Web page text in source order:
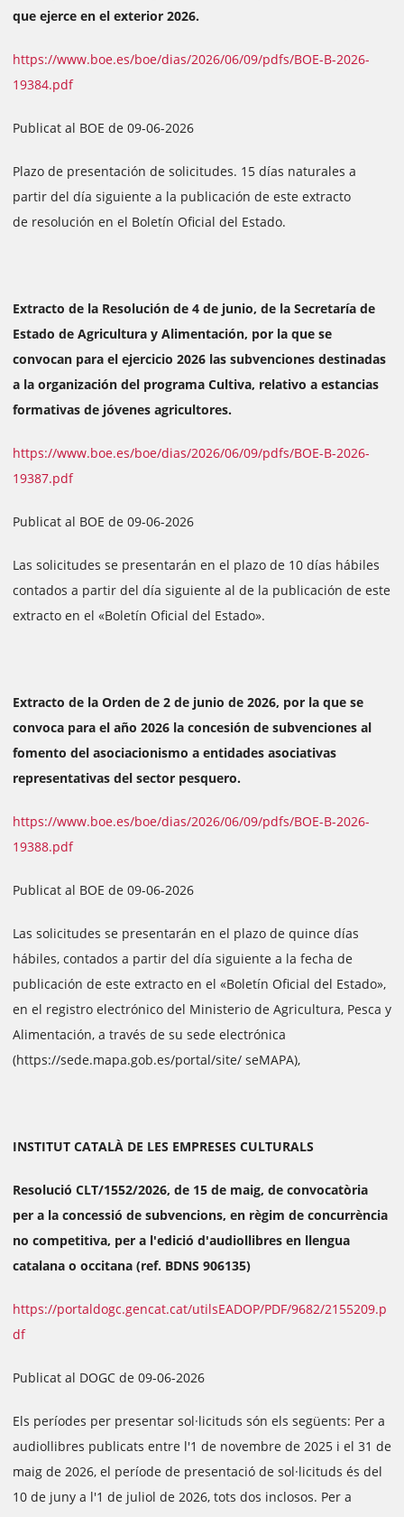
que ejerce en el exterior 2026.
https://www.boe.es/boe/dias/2026/06/09/pdfs/BOE-B-2026-
19384.pdf
Publicat al BOE de 09-06-2026
Plazo de presentación de solicitudes. 15 días naturales a
partir del día siguiente a la publicación de este extracto
de resolución en el Boletín Oficial del Estado.
Extracto de la Resolución de 4 de junio, de la Secretaría de
Estado de Agricultura y Alimentación, por la que se
convocan para el ejercicio 2026 las subvenciones destinadas
a la organización del programa Cultiva, relativo a estancias
formativas de jóvenes agricultores.
https://www.boe.es/boe/dias/2026/06/09/pdfs/BOE-B-2026-
19387.pdf
Publicat al BOE de 09-06-2026
Las solicitudes se presentarán en el plazo de 10 días hábiles
contados a partir del día siguiente al de la publicación de este
extracto en el «Boletín Oficial del Estado».
Extracto de la Orden de 2 de junio de 2026, por la que se
convoca para el año 2026 la concesión de subvenciones al
fomento del asociacionismo a entidades asociativas
representativas del sector pesquero.
https://www.boe.es/boe/dias/2026/06/09/pdfs/BOE-B-2026-
19388.pdf
Publicat al BOE de 09-06-2026
Las solicitudes se presentarán en el plazo de quince días
hábiles, contados a partir del día siguiente a la fecha de
publicación de este extracto en el «Boletín Oficial del Estado»,
en el registro electrónico del Ministerio de Agricultura, Pesca y
Alimentación, a través de su sede electrónica
(https://sede.mapa.gob.es/portal/site/ seMAPA),
INSTITUT CATALÀ DE LES EMPRESES CULTURALS
Resolució CLT/1552/2026, de 15 de maig, de convocatòria
per a la concessió de subvencions, en règim de concurrència
no competitiva, per a l'edició d'audiollibres en llengua
catalana o occitana (ref. BDNS 906135)
https://portaldogc.gencat.cat/utilsEADOP/PDF/9682/2155209.p
df
Publicat al DOGC de 09-06-2026
Els períodes per presentar sol·licituds són els següents: Per a
audiollibres publicats entre l'1 de novembre de 2025 i el 31 de
maig de 2026, el període de presentació de sol·licituds és del
10 de juny a l'1 de juliol de 2026, tots dos inclosos. Per a